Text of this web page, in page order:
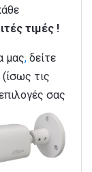
τιμές !
μας, δείτε
(ίσως τις
σας